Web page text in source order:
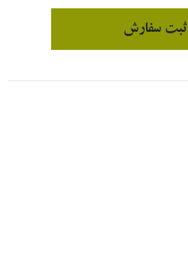
ثبت سفارش